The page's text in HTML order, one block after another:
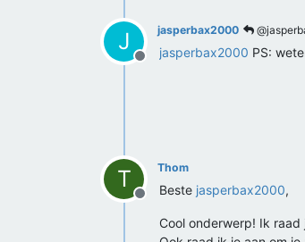
J
Offline
jasperbax2000
jasperbax2000 PS:
T
Offline
Thom
Beste jasperbax2000,
Cool onderwerp! Ik